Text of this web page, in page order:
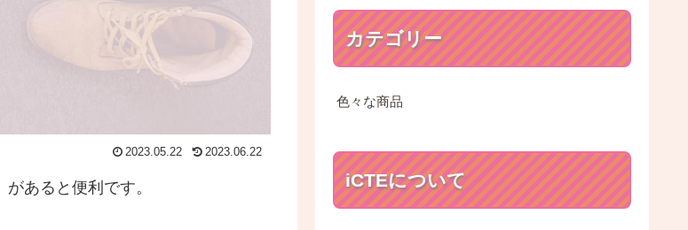
2023.05.22 2023.06.22
があると便利です。
カテゴリー
色々な商品
iCTEについて